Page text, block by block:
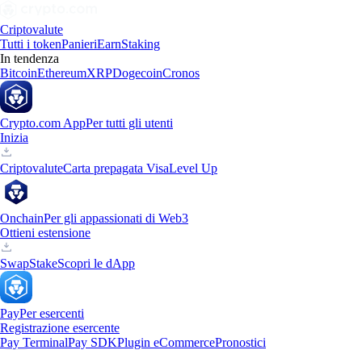
Criptovalute
Tutti i tokenPanieriEarnStaking
In tendenza
BitcoinEthereumXRPDogecoinCronos
Crypto.com AppPer tutti gli utenti
Inizia
CriptovaluteCarta prepagata VisaLevel Up
OnchainPer gli appassionati di Web3
Ottieni estensione
SwapStakeScopri le dApp
PayPer esercenti
Registrazione esercente
Pay TerminalPay SDKPlugin eCommercePronostici